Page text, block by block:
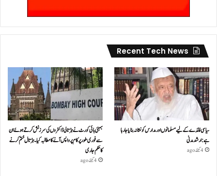
Recent Tech News
سیاسی فائدے کے لیے مسلمانوں اور مدارس کو نشانہ بنایا جا رہا
ہے: ارشد مدنی
4 گھنٹے ago
بمبئی ہائی کورٹ نے ہڑتالی ڈاکٹروں کی سرزنش کرتے ہوئے ان
سے فوری طور پر کام پر واپس آنے کا مطالبہ کیا۔ہڑتال ختم کرنے
کا حکم جاری
4 گھنٹے ago